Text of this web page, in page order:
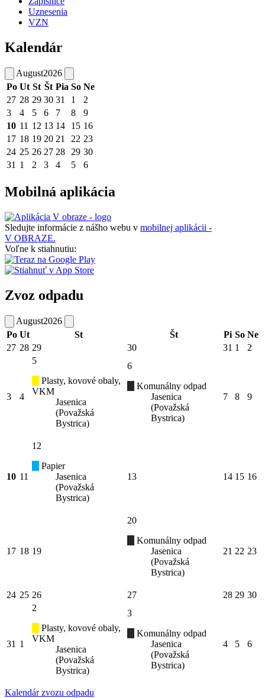
Uznesenia
VZN
Kalendár
August2026
Po Ut St Št Pia So Ne
27 28 29 30 31 1
2
3
4 5 6 7 8
9
10 11 12 13 14 15 16
17 18 19 20 21 22 23
24 25 26 27 28 29 30
31 1 2 3 4 5 6
Mobilná aplikácia
Sledujte informácie z nášho webu v mobilnej aplikácii -
V OBRAZE.
Voľne k stiahnutiu:
Zvoz odpadu
August2026
Po Ut St Št Pi So Ne
27 28 29 30 31 1 2
3 4
5
Plasty, kovové obaly,
VKM
Jasenica
(Považská
Bystrica)
6
Komunálny odpad
Jasenica
(Považská
Bystrica)
7 8 9
10 11
12
Papier
Jasenica
(Považská
Bystrica)
13 14 15 16
17 18 19
20
Komunálny odpad
Jasenica
(Považská
Bystrica)
21 22 23
24 25 26 27 28 29 30
31 1
2
Plasty, kovové obaly,
VKM
Jasenica
(Považská
Bystrica)
3
Komunálny odpad
Jasenica
(Považská
Bystrica)
4 5 6
Kalendár zvozu odpadu